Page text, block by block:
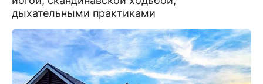
дыхательными практиками